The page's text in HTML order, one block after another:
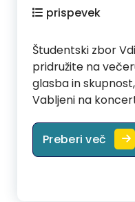
prispevek
Študentski zbor
pridružite na
glasba in
Vabljeni na
Preberi več